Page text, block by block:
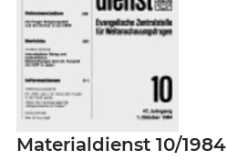
Materialdienst 10/1984